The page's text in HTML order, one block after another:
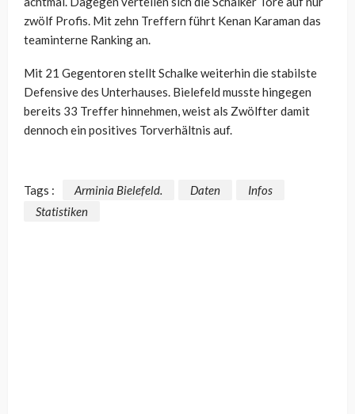
zwölf Profis. Mit zehn Treffern führt Kenan Karaman das
teaminterne Ranking an.
Mit 21 Gegentoren stellt Schalke weiterhin die stabilste
Defensive des Unterhauses. Bielefeld musste hingegen
bereits 33 Treffer hinnehmen, weist als Zwölfter damit
dennoch ein positives Torverhältnis auf.
Tags : Arminia Bielefeld. Daten
Infos
Statistiken